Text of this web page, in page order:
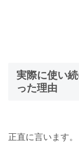
実際に使い
った理由
正直に言います。